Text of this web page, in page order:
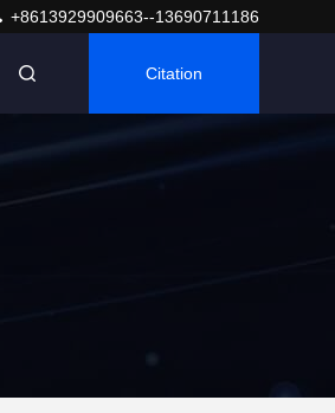
+8613929909663--13690711186
Citation